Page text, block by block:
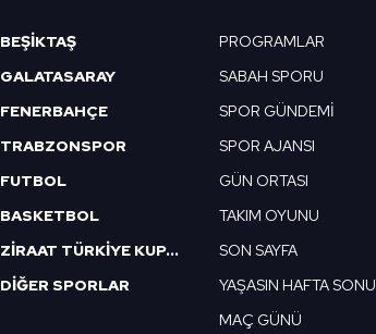
BEŞİKTAŞ
GALATASARAY
FENERBAHÇE
TRABZONSPOR
FUTBOL
BASKETBOL
ZİRAAT TÜRKİYE KUPASI
DİĞER SPORLAR
PROGRAMLAR
SABAH SPORU
SPOR GÜNDEMİ
SPOR AJANSI
GÜN ORTASI
TAKIM OYUNU
SON SAYFA
YAŞASIN HAFTA SONU
MAÇ GÜNÜ